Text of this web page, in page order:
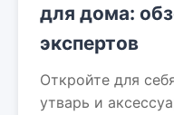
для дома:
экспертов
Откройте для
утварь и